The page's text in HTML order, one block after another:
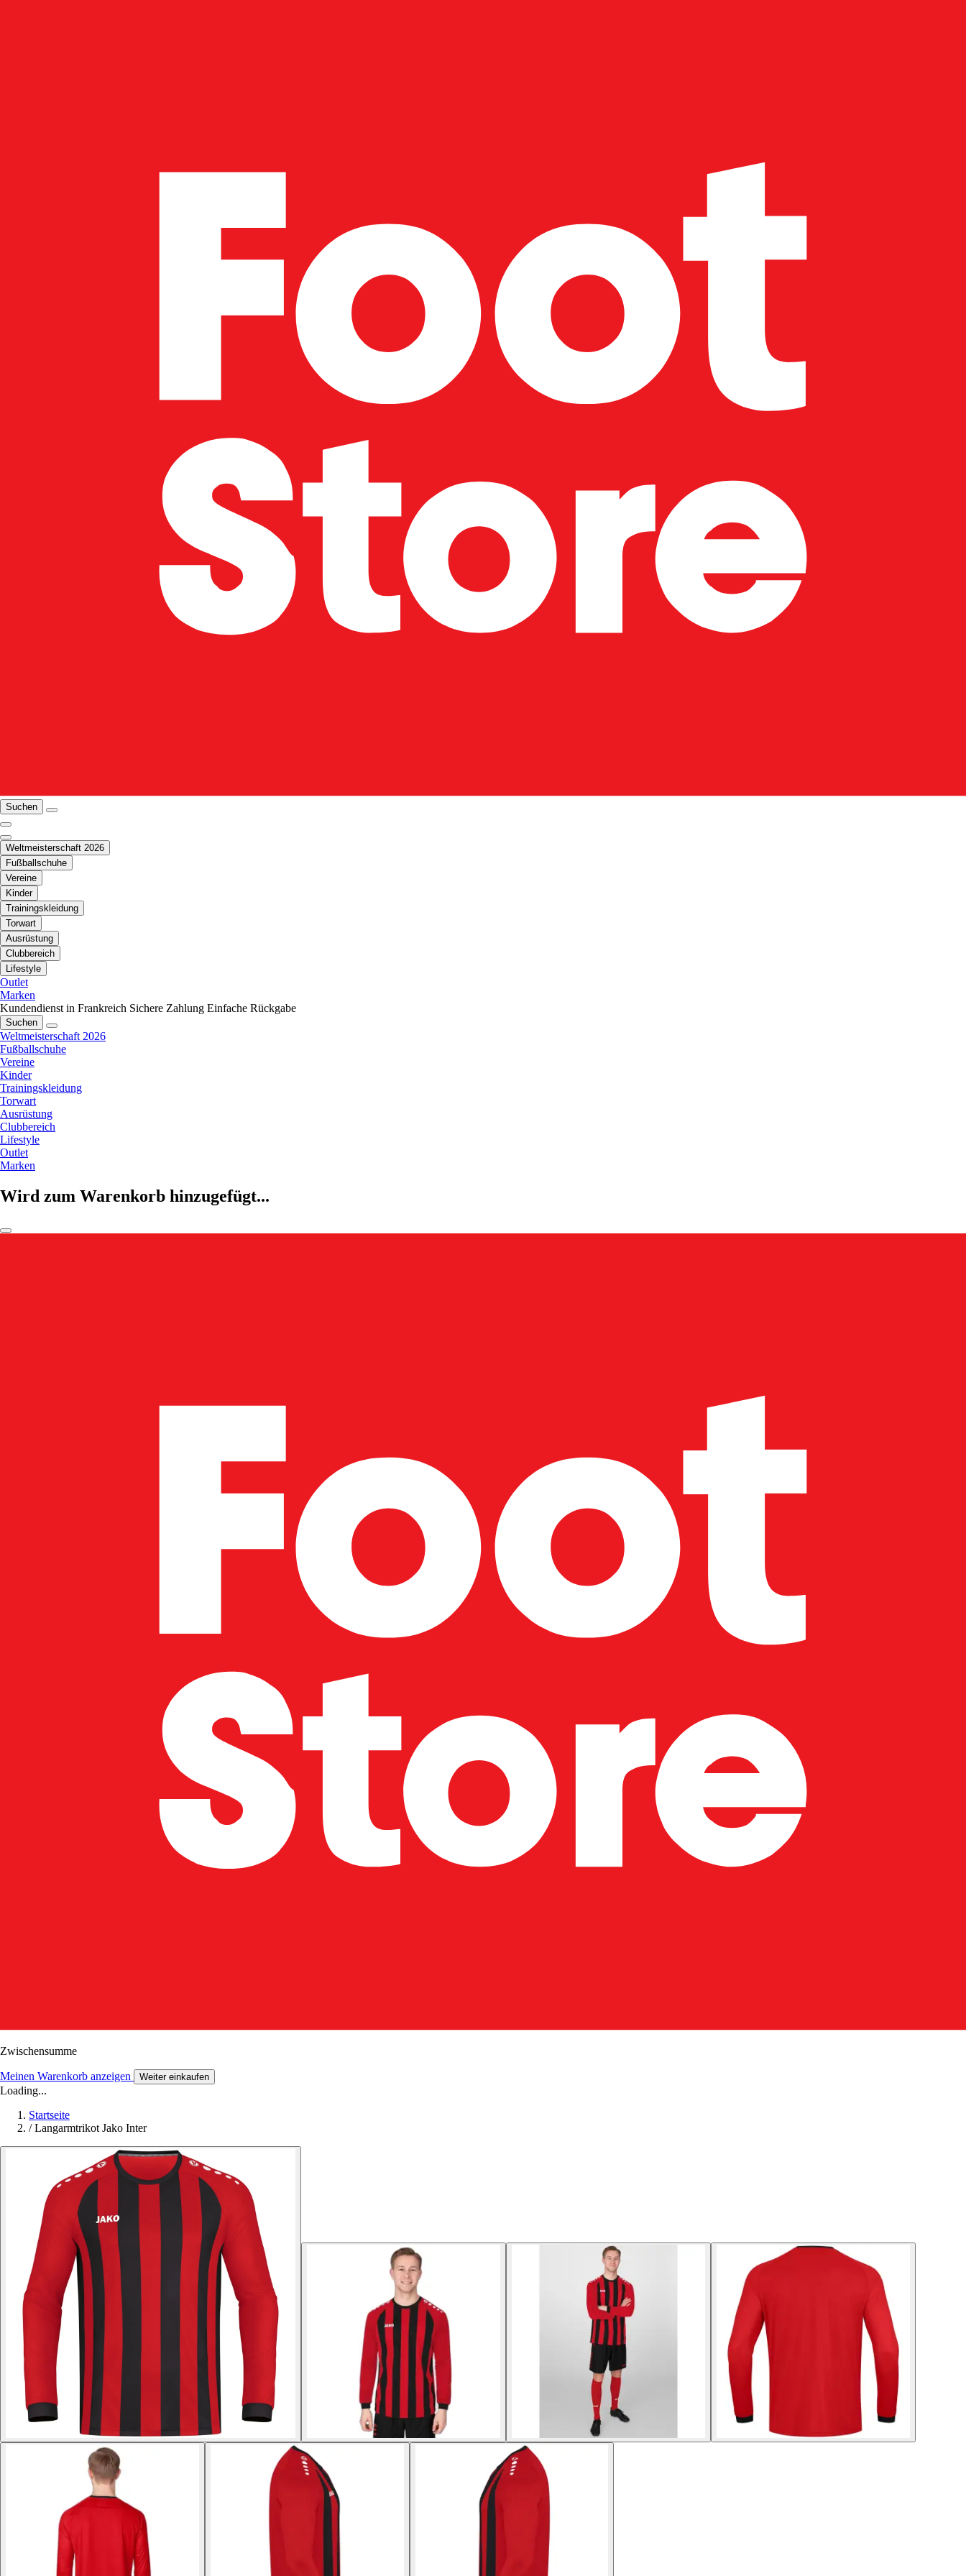
Suchen
Weltmeisterschaft 2026
Fußballschuhe
Vereine
Kinder
Trainingskleidung
Torwart
Ausrüstung
Clubbereich
Lifestyle
Outlet
Marken
Kundendienst in Frankreich Sichere Zahlung Einfache Rückgabe
Suchen
Weltmeisterschaft 2026
Fußballschuhe
Vereine
Kinder
Trainingskleidung
Torwart
Ausrüstung
Clubbereich
Lifestyle
Outlet
Marken
Wird zum Warenkorb hinzugefügt...
Zwischensumme
Meinen Warenkorb anzeigen Weiter einkaufen
Loading...
Startseite
/ Langarmtrikot Jako Inter